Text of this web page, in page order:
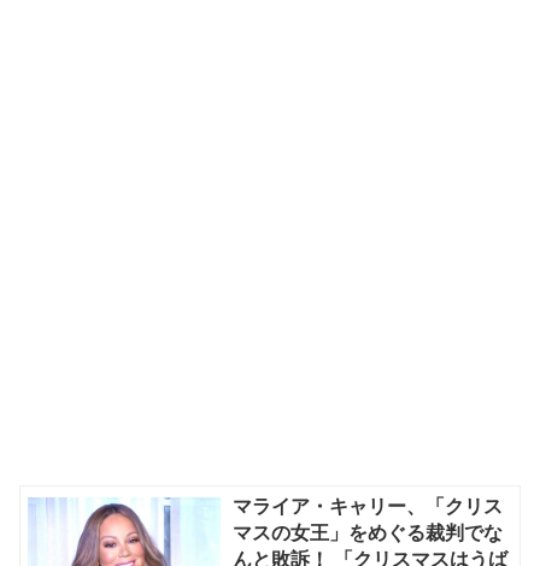
マライア・キャリー、「クリス
マスの女王」をめぐる裁判でな
んと敗訴！ 「クリスマスはうば